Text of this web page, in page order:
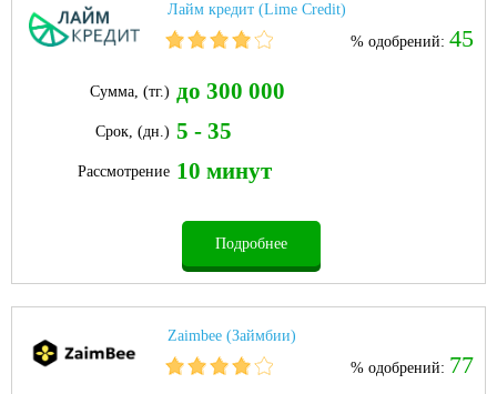
Лайм кредит (Lime Credit)
% одобрений: 45
Сумма, (тг.) до 300 000
Срок, (дн.) 5 - 35
Рассмотрение 10 минут
Подробнее
Zaimbee (Займбии)
% одобрений: 77